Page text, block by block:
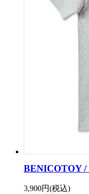
BENICOTOY /
3,900円(税込)